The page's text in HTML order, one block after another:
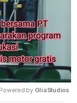
Powered by GliaStudios